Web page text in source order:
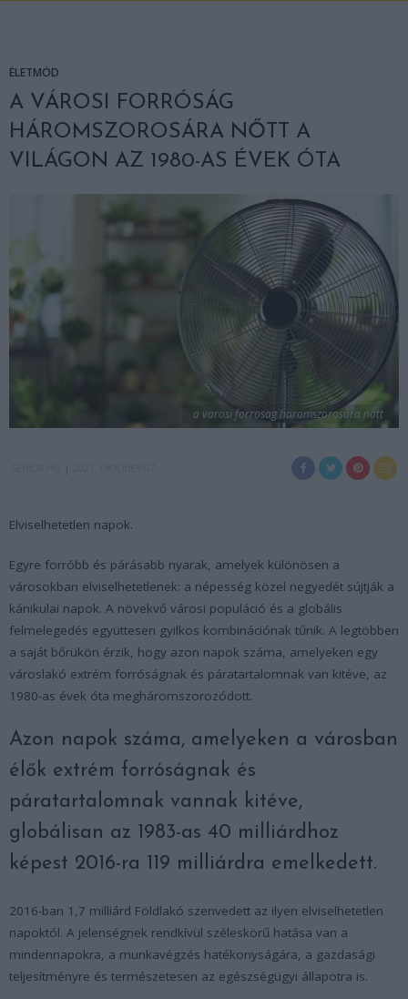
ÉLETMÓD
A VÁROSI FORRÓSÁG
HÁROMSZOROSÁRA NŐTT A
VILÁGON AZ 1980-AS ÉVEK ÓTA
a varosi forrosag haromszorosara nott
Elviselhetetlen napok.
Egyre forróbb és párásabb nyarak, amelyek különösen a
városokban elviselhetetlenek: a népesség közel negyedét sújtják a
kánikulai napok. A növekvő városi populáció és a globális
felmelegedés együttesen gyilkos kombinációnak tűnik. A legtöbben
a saját bőrükön érzik, hogy azon napok száma, amelyeken egy
városlakó extrém forróságnak és páratartalomnak van kitéve, az
1980-as évek óta megháromszorozódott.
Azon napok száma, amelyeken a városban
élők extrém forróságnak és
páratartalomnak vannak kitéve,
globálisan az 1983-as 40 milliárdhoz
képest 2016-ra 119 milliárdra emelkedett.
2016-ban 1,7 milliárd Földlakó szenvedett az ilyen elviselhetetlen
napoktól. A jelenségnek rendkívül széleskörű hatása van a
mindennapokra, a munkavégzés hatékonyságára, a gazdasági
teljesítményre és természetesen az egészségügyi állapotra is.